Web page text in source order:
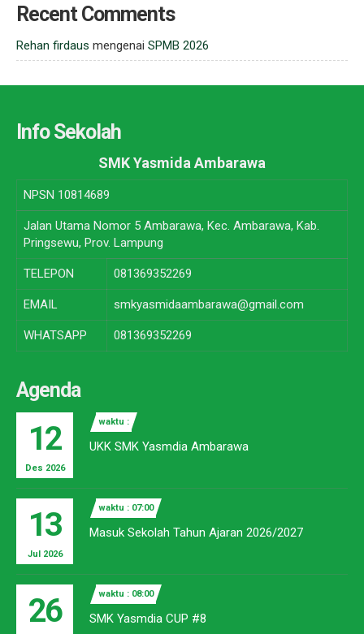
Recent Comments
Rehan firdaus mengenai SPMB 2026
Info Sekolah
SMK Yasmida Ambarawa
NPSN 10814689
Jalan Utama Nomor 5 Ambarawa, Kec. Ambarawa, Kab.
Pringsewu, Prov. Lampung
TELEPON 081369352269
EMAIL smkyasmidaambarawa@gmail.com
WHATSAPP 081369352269
Agenda
12
Des 2026
waktu :
UKK SMK Yasmdia Ambarawa
13
Jul 2026
waktu : 07:00
Masuk Sekolah Tahun Ajaran 2026/2027
26 waktu : 08:00
SMK Yasmdia CUP #8